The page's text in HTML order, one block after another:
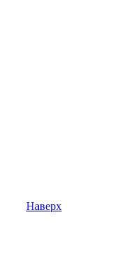
Наверх